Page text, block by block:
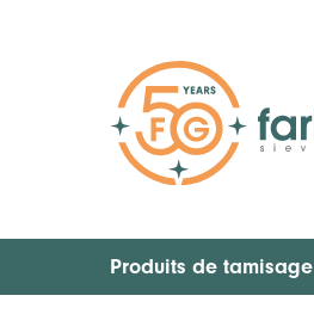
Produits de tamisage